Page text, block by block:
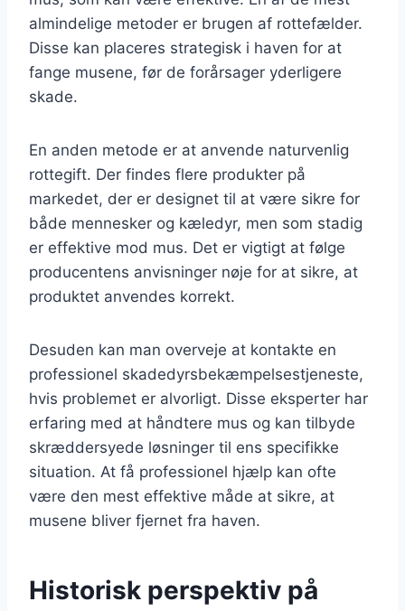
almindelige metoder er brugen af rottefælder.
Disse kan placeres strategisk i haven for at
fange musene, før de forårsager yderligere
skade.
En anden metode er at anvende naturvenlig
rottegift. Der findes flere produkter på
markedet, der er designet til at være sikre for
både mennesker og kæledyr, men som stadig
er effektive mod mus. Det er vigtigt at følge
producentens anvisninger nøje for at sikre, at
produktet anvendes korrekt.
Desuden kan man overveje at kontakte en
professionel skadedyrsbekæmpelsestjeneste,
hvis problemet er alvorligt. Disse eksperter har
erfaring med at håndtere mus og kan tilbyde
skræddersyede løsninger til ens specifikke
situation. At få professionel hjælp kan ofte
være den mest effektive måde at sikre, at
musene bliver fjernet fra haven.
Historisk perspektiv på